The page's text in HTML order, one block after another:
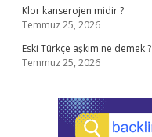
Klor kanserojen midir ?
Temmuz 25, 2026
Eski Türkçe aşkım ne demek ?
Temmuz 25, 2026